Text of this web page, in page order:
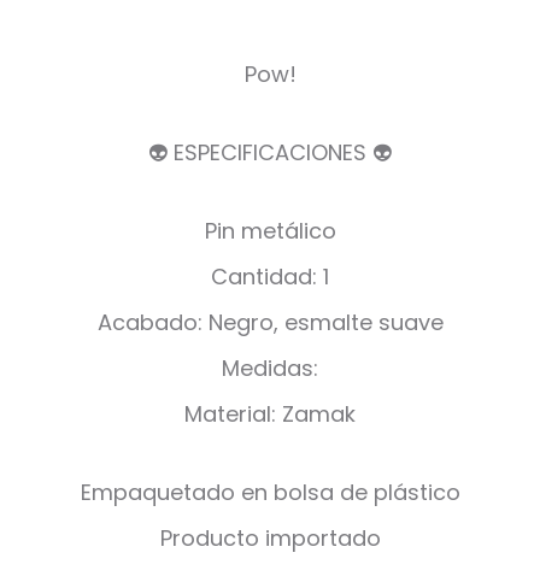
Pow!
👽 ESPECIFICACIONES 👽
Pin metálico
Cantidad: 1
Acabado: Negro, esmalte suave
Medidas:
Material: Zamak
Empaquetado en bolsa de plástico
Producto importado